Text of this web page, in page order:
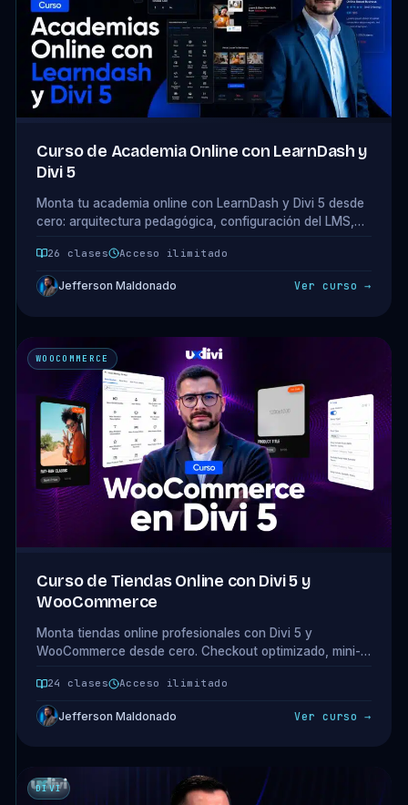
Curso de Academia Online con LearnDash y
Divi 5
Monta tu academia online con LearnDash y Divi 5 desde
cero: arquitectura pedagógica, configuración del LMS,
alumno y 4 modelos de monetización. 5 módulos · 26
clases.
26 clases Acceso ilimitado
Jefferson Maldonado Ver curso →
WOOCOMMERCE
Curso de Tiendas Online con Divi 5 y
WooCommerce
Monta tiendas online profesionales con Divi 5 y
WooCommerce desde cero. Checkout optimizado, mini-
que convierten. 4 módulos · 24 clases.
24 clases Acceso ilimitado
Jefferson Maldonado Ver curso →
DIVI